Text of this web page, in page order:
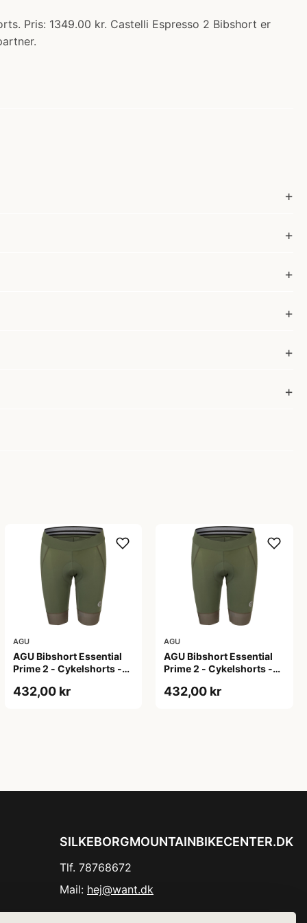
Pris: 1349.00 kr. Castelli Espresso 2 Bibshort er
AGU
AGU Bibshort Essential
Prime 2 - Cykelshorts -
2XL
432,00 kr
AGU
AGU Bibshort Essential
Prime 2 - Cykelshorts -
432,00 kr
SILKEBORGMOUNTAINBIKECENTER.DK
Tlf. 78768672
Mail: hej@want.dk